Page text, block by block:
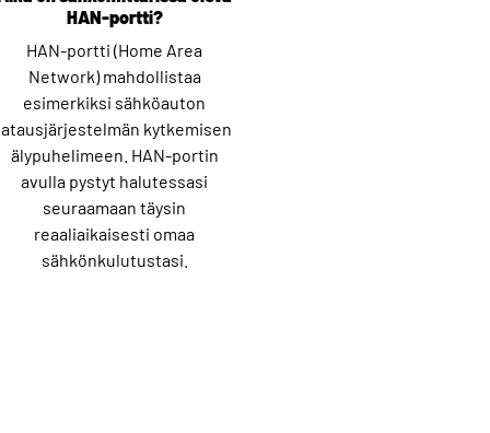
HAN-portti?
HAN-portti (Home Area
Network) mahdollistaa
esimerkiksi sähköauton
kytkemisen
älypuhelimeen. HAN-portin
avulla pystyt halutessasi
seuraamaan täysin
reaaliaikaisesti omaa
sähkönkulutustasi.